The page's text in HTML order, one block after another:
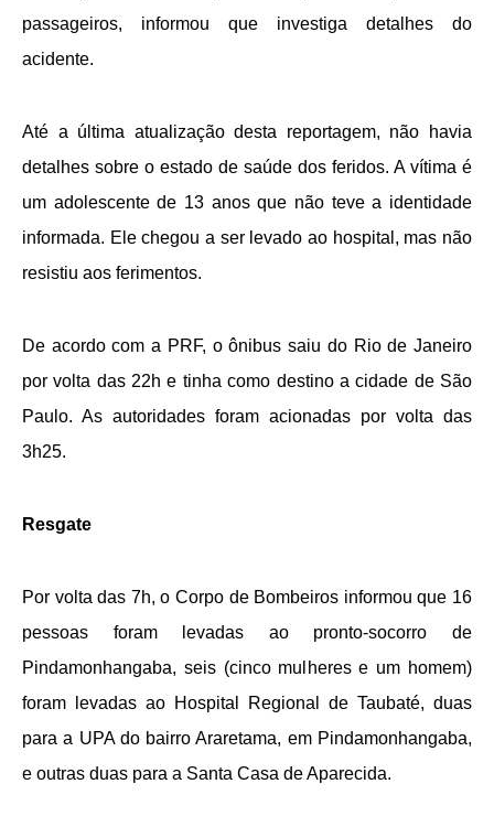
passageiros, informou que investiga detalhes do
acidente.
Até a última atualização desta reportagem, não havia
detalhes sobre o estado de saúde dos feridos. A vítima é
um adolescente de 13 anos que não teve a identidade
informada. Ele chegou a ser levado ao hospital, mas não
resistiu aos ferimentos.
De acordo com a PRF, o ônibus saiu do Rio de Janeiro
por volta das 22h e tinha como destino a cidade de São
Paulo. As autoridades foram acionadas por volta das
3h25.
Resgate
Por volta das 7h, o Corpo de Bombeiros informou que 16
pessoas foram levadas ao pronto-socorro de
Pindamonhangaba, seis (cinco mulheres e um homem)
foram levadas ao Hospital Regional de Taubaté, duas
para a UPA do bairro Araretama, em Pindamonhangaba,
e outras duas para a Santa Casa de Aparecida.